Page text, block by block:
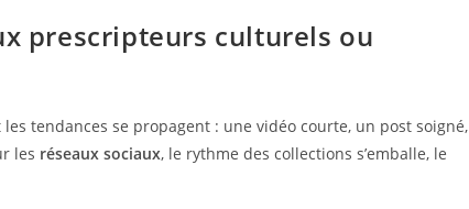
prescripteurs culturels ou
tendances se propagent : une vidéo courte, un post soigné,
les réseaux sociaux, le rythme des collections s’emballe, le